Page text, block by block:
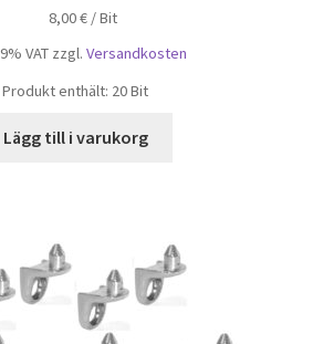
8,00€ /Bit
VAT zzgl. Versandkosten
Produkt enthält: 20Bit
Lägg till i varukorg